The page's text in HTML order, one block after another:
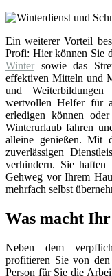
Ein weiterer Vorteil
Profi: Hier können Sie
Winter sowie das
effektiven Mitteln und
und
wertvollen Helfer für
erledigen können
Winterurlaub fahren
alleine genießen. Mit
zuverlässigen
verhindern. Sie haften
Gehweg vor Ihrem
mehrfach selbst
Was macht
Neben dem
profitieren Sie von
Person für Sie die